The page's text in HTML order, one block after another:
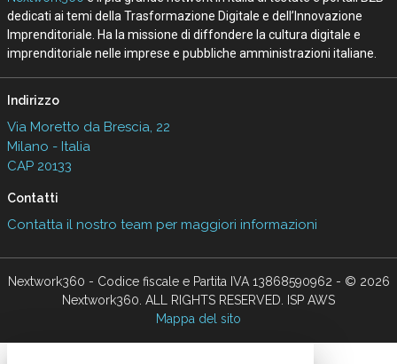
dedicati ai temi della Trasformazione Digitale e dell’Innovazione
Imprenditoriale. Ha la missione di diffondere la cultura digitale e
imprenditoriale nelle imprese e pubbliche amministrazioni italiane.
Indirizzo
Via Moretto da Brescia, 22
Milano - Italia
CAP 20133
Contatti
Contatta il nostro team per maggiori informazioni
Nextwork360 - Codice fiscale e Partita IVA 13868590962 - © 2026
Nextwork360. ALL RIGHTS RESERVED. ISP AWS
Mappa del sito